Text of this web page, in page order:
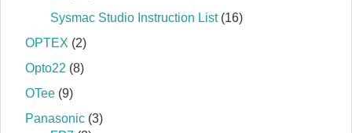
Sysmac Studio Instruction List(16)
OPTEX (2)
Opto22 (8)
OTee (9)
Panasonic (3)